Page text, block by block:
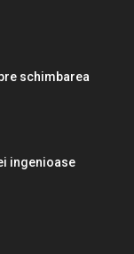
schimbarea
ingenioase